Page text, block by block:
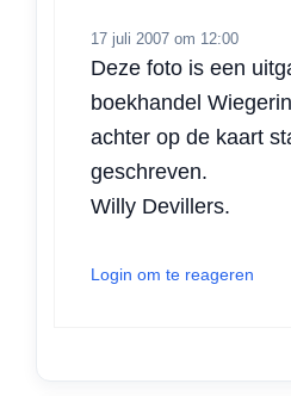
17 juli 2007 om 12:00
Deze foto is een
boekhandel
achter op de kaart
geschreven.
Willy Devillers.
Login om te reageren